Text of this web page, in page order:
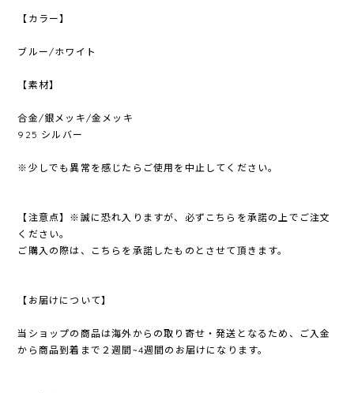
【カラー】
ブルー/ホワイト
【素材】
合金/銀メッキ/金メッキ
925 シルバー
※少しでも異常を感じたらご使用を中止してください。
【注意点】※誠に恐れ入りますが、必ずこちらを承諾の上でご注文
ください。
ご購入の際は、こちらを承諾したものとさせて頂きます。
【お届けについて】
当ショップの商品は海外からの取り寄せ・発送となるため、ご入金
から商品到着まで２週間~4週間のお届けになります。